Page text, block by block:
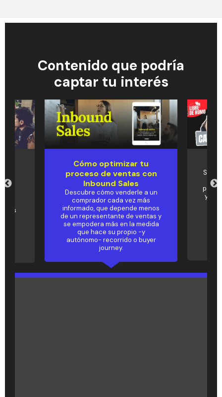
Contenido que podría
captar tu interés
Cómo optimizar tu
proceso de ventas con
Inbound Sales
Descubre cómo venderle a un
comprador cada vez más
informado, que depende menos
de un representante de ventas y
se empodera más en la medida
que hace su propio -y
autónomo- recorrido o buyer
journey.
Si de
para
y no